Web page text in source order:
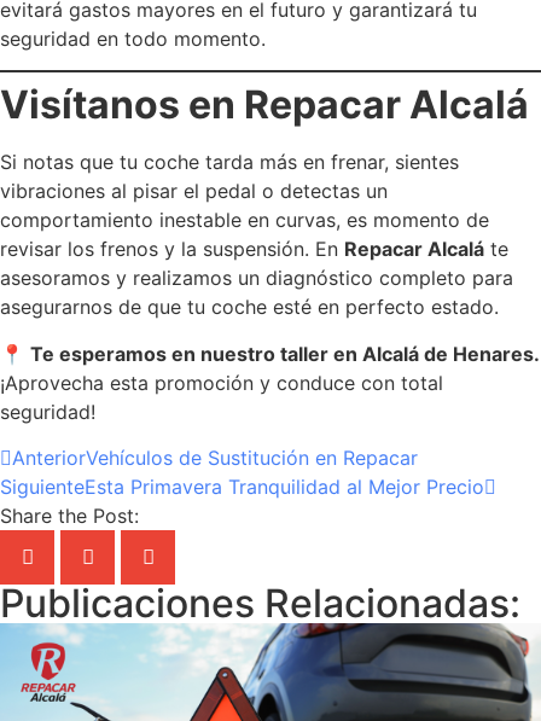
evitará gastos mayores en el futuro y garantizará tu
seguridad en todo momento.
Visítanos en Repacar Alcalá
Si notas que tu coche tarda más en frenar, sientes
vibraciones al pisar el pedal o detectas un
comportamiento inestable en curvas, es momento de
revisar los frenos y la suspensión. En Repacar Alcalá te
asesoramos y realizamos un diagnóstico completo para
asegurarnos de que tu coche esté en perfecto estado.
📍 Te esperamos en nuestro taller en Alcalá de Henares.
¡Aprovecha esta promoción y conduce con total
seguridad!
AnteriorVehículos de Sustitución en Repacar
SiguienteEsta Primavera Tranquilidad al Mejor Precio
Share the Post:
Publicaciones Relacionadas: